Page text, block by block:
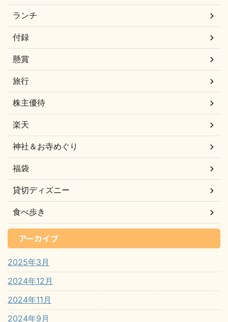
ランチ
付録
懸賞
旅行
株主優待
楽天
神社＆お寺めぐり
福袋
貸切ディズニー
食べ歩き
アーカイブ
2025年3月
2024年12月
2024年11月
2024年9月